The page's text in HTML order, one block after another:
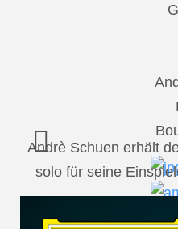
Andrè Schuen erhält
solo für seine